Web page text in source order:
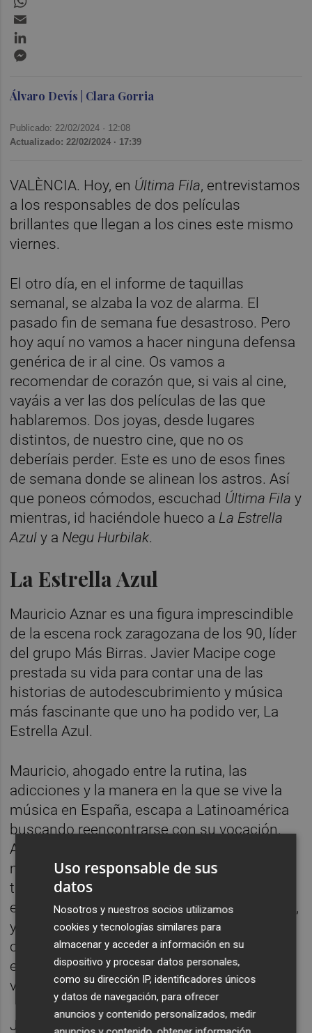
Álvaro Devís | Clara Gorria
Publicado: 22/02/2024 · 12:08
Actualizado: 22/02/2024 · 17:39
VALÈNCIA. Hoy, en Última Fila, entrevistamos
a los responsables de dos películas
brillantes que llegan a los cines este mismo
viernes.
El otro día, en el informe de taquillas
semanal, se alzaba la voz de alarma. El
pasado fin de semana fue desastroso. Pero
hoy aquí no vamos a hacer ninguna defensa
genérica de ir al cine. Os vamos a
recomendar de corazón que, si vais al cine,
vayáis a ver las dos películas de las que
hablaremos. Dos joyas, desde lugares
distintos, de nuestro cine, que no os
deberíais perder. Este es uno de esos fines
de semana donde se alinean los astros. Así
que poneos cómodos, escuchad Última Fila y
mientras, id haciéndole hueco a La Estrella
Azul y a Negu Hurbilak.
La Estrella Azul
Mauricio Aznar es una figura imprescindible
de la escena rock zaragozana de los 90, líder
del grupo Más Birras. Javier Macipe coge
prestada su vida para contar una de las
historias de autodescubrimiento y música
más fascinante que uno ha podido ver, La
Estrella Azul.
Mauricio, ahogado entre la rutina, las
adicciones y la manera en la que se vive la
música en España, escapa a Latinoamérica
buscando reencontrarse con su vocación.
Allí conoce a Carlos Carabajal, uno de los
maestros de la chacarera, un subgénero
tradicional de la Argentina rural. Carabajal,
entristecido por el poco apoyo a su creación,
y Mauricio, un músico pérdido, se acogen
con generosidad. De su encuentro nace un
extravagante dúo quijotesco, con todos los
visos de ser un absoluto fracaso comercial.
Javier Macipe dirigiendo y Pepe Lorente
Uso responsable de sus
datos
Nosotros y nuestros socios utilizamos
cookies y tecnologías similares para
almacenar y acceder a información en su
dispositivo y procesar datos personales,
como su dirección IP, identificadores únicos
y datos de navegación, para ofrecer
anuncios y contenido personalizados, medir